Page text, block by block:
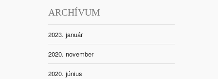
ARCHÍVUM
2023. január
2020. november
2020. június